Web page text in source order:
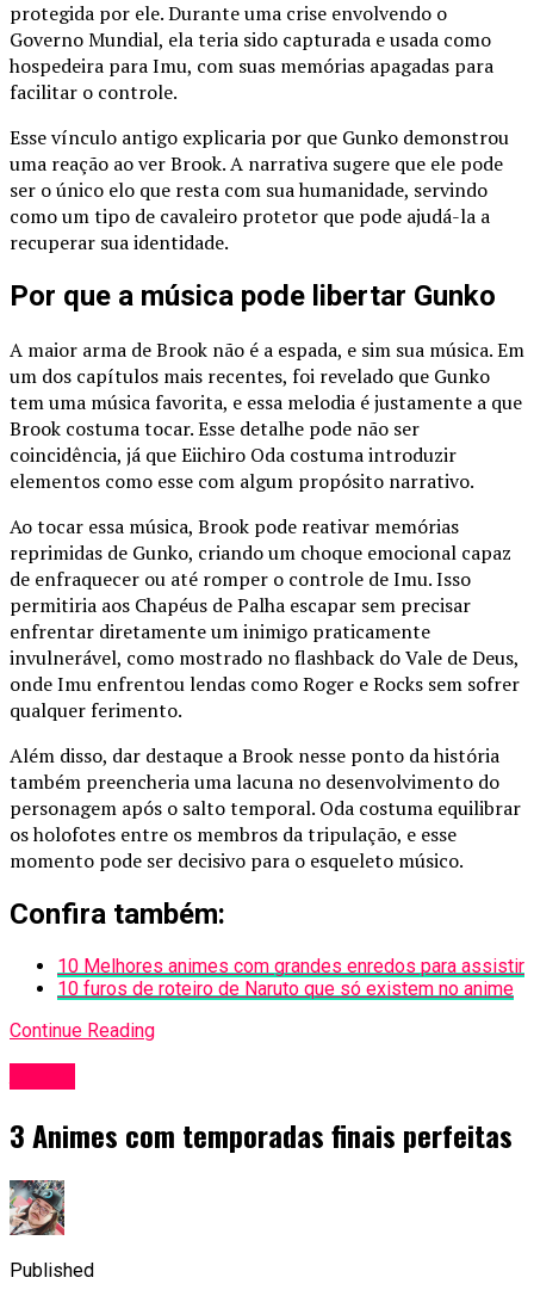
protegida por ele. Durante uma crise envolvendo o
Governo Mundial, ela teria sido capturada e usada como
hospedeira para Imu, com suas memórias apagadas para
facilitar o controle.
Esse vínculo antigo explicaria por que Gunko demonstrou
uma reação ao ver Brook. A narrativa sugere que ele pode
ser o único elo que resta com sua humanidade, servindo
como um tipo de cavaleiro protetor que pode ajudá-la a
recuperar sua identidade.
Por que a música pode libertar Gunko
A maior arma de Brook não é a espada, e sim sua música. Em
um dos capítulos mais recentes, foi revelado que Gunko
tem uma música favorita, e essa melodia é justamente a que
Brook costuma tocar. Esse detalhe pode não ser
coincidência, já que Eiichiro Oda costuma introduzir
elementos como esse com algum propósito narrativo.
Ao tocar essa música, Brook pode reativar memórias
reprimidas de Gunko, criando um choque emocional capaz
de enfraquecer ou até romper o controle de Imu. Isso
permitiria aos Chapéus de Palha escapar sem precisar
enfrentar diretamente um inimigo praticamente
invulnerável, como mostrado no flashback do Vale de Deus,
onde Imu enfrentou lendas como Roger e Rocks sem sofrer
qualquer ferimento.
Além disso, dar destaque a Brook nesse ponto da história
também preencheria uma lacuna no desenvolvimento do
personagem após o salto temporal. Oda costuma equilibrar
os holofotes entre os membros da tripulação, e esse
momento pode ser decisivo para o esqueleto músico.
Confira também:
10 Melhores animes com grandes enredos para assistir
10 furos de roteiro de Naruto que só existem no anime
Continue Reading
3 Animes com temporadas finais perfeitas
Published